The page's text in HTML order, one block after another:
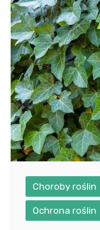
Choroby roślin
Ochrona roślin